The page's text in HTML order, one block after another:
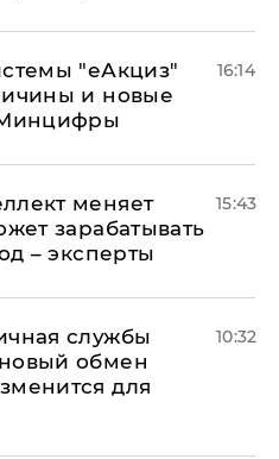
"еАкциз"
и новые
Минцифры
16:14
меняет
зарабатывать
– эксперты
15:43
службы
обмен
для
10:32